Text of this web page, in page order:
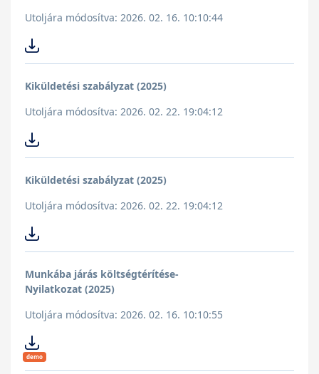
Utoljára módosítva: 2026. 02. 16. 10:10:44
Kiküldetési szabályzat (2025)
Utoljára módosítva: 2026. 02. 22. 19:04:12
Kiküldetési szabályzat (2025)
Utoljára módosítva: 2026. 02. 22. 19:04:12
Munkába járás költségtérítése-
Nyilatkozat (2025)
Utoljára módosítva: 2026. 02. 16. 10:10:55
demo